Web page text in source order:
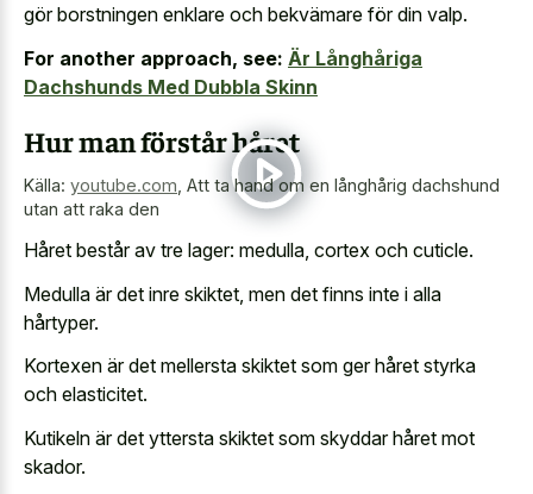
gör borstningen enklare och bekvämare för din valp.
For another approach, see: Är Långhåriga
Dachshunds Med Dubbla Skinn
Hur man förstår håret
Källa: youtube.com Att ta hand om en långhårig dachshund
utan att raka den
Håret består av tre lager: medulla, cortex och cuticle.
Medulla är det inre skiktet, men det finns inte i alla
hårtyper.
Kortexen är det mellersta skiktet som ger håret styrka
och elasticitet.
Kutikeln är det yttersta skiktet som skyddar håret mot
skador.